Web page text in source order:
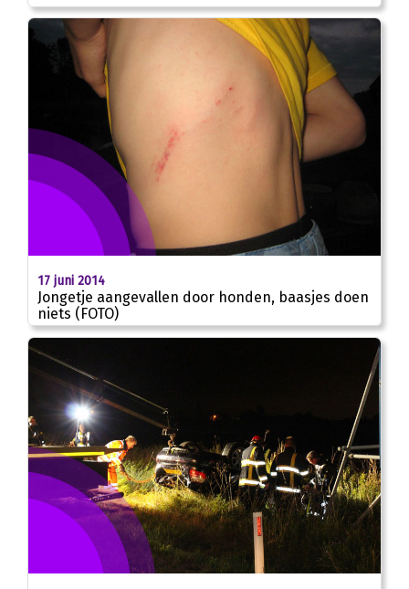
17 juni 2014
Jongetje aangevallen door honden, baasjes doen
niets (FOTO)